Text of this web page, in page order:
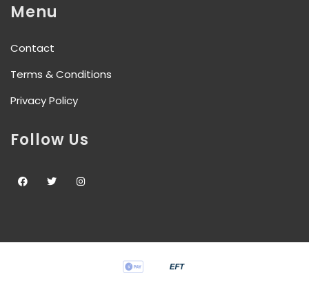
Menu
Contact
Terms & Conditions
Privacy Policy
Follow Us